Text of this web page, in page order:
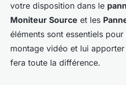
votre disposition dans le
Moniteur Source et les
éléments sont essentiels
montage vidéo et lui
fera toute la différence.